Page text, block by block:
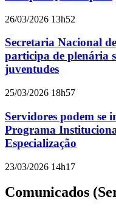
26/03/2026 13h52
Secretaria Nacional
participa de plenária
juventudes
25/03/2026 18h57
Servidores podem se
Programa
Especialização
23/03/2026 14h17
Comunicados